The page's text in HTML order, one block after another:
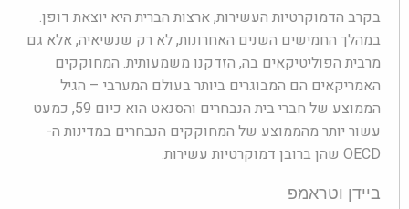
בקרב הדמוקרטיות העשירות, ארצות הברית היא יוצאת דופן.
במהלך החמישים השנים האחרונות, לא רק שנשיאיה, אלא גם
מרבית הפוליטיקאים בה, הזדקנו משמעותית. המחוקקים
האמריקאים הם המבוגרים ביותר בעולם המערבי – הגיל
הממוצע של חברי בית הנבחרים והסנאט הוא כיום 59, כמעט
עשור יותר מהממוצע של המחוקקים הנבחרים במדינות ה-
OECD שהן ברובן דמוקרטיות עשירות.
ביידן וטראמפ